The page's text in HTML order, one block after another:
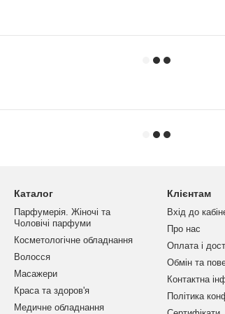
Каталог
Парфумерія. Жіночі та
Чоловічі парфуми
Косметологічне обладнання
Волосся
Масажери
Краса та здоров'я
Медичне обладнання
Клієнтам
Вхід до
Про нас
Оплата і
Обмін та
Контактна
Політика